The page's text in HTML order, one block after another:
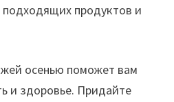
продуктов и
осенью поможет вам
и здоровье. Придайте